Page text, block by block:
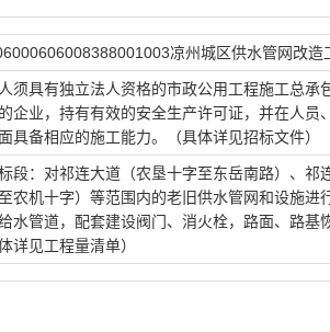
凉州城区供水管网改造
须具有独立法人资格的市政公用工程施工总承
企业，持有有效的安全生产许可证，并在人员
具备相应的施工能力。（具体详见招标文件）
段：对祁连大道（农垦十字至东岳南路）、祁
农机十字）等范围内的老旧供水管网和设施进
水管道，配套建设阀门、消火栓，路面、路基
体详见工程量清单）